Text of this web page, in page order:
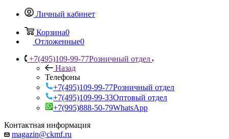
Личный кабинет
Корзина0
Отложенные0
+7(495)109-99-77Розничный отдел
Назад
Телефоны
+7(495)109-99-77Розничный отдел
+7(495)109-99-33Оптовый отдел
+7(995)888-50-79WhatsApp
Контактная информация
magazin@ckmf.ru